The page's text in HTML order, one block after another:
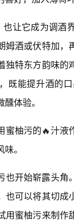
也让它成为调
姆酒或伏特加
独特东方韵味
既能提升酒的
体验。
蜜柚污的🔥汁液
。
也开始崭露头角
也可以将其切
用蜜柚污来制